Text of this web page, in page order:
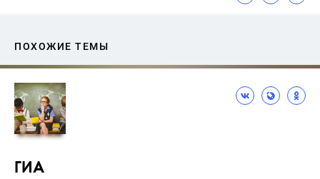
ПОХОЖИЕ ТЕМЫ
ГИА